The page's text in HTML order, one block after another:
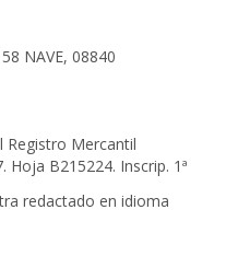
NAVE, 08840
Registro Mercantil
B215224. Inscrip. 1ª
redactado en idioma